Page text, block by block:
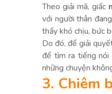
Theo giải mã, giấc
với người thân
thấy khó chịu, bức
Do đó, để giải
để tìm ra tiếng nói
những chuyện
3. Chiêm